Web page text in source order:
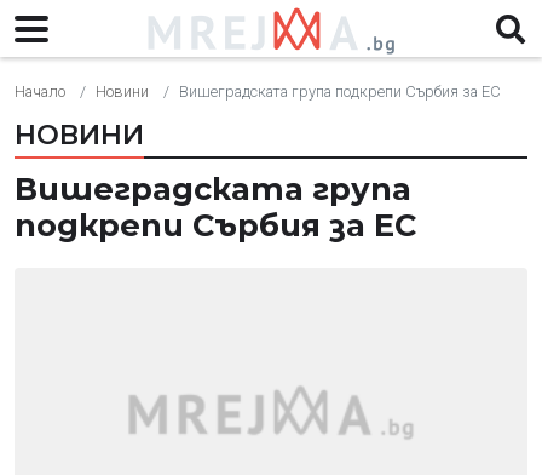
Начало Новини Вишеградската група подкрепи Сърбия за ЕС
НОВИНИ
Вишеградската група
подкрепи Сърбия за ЕС